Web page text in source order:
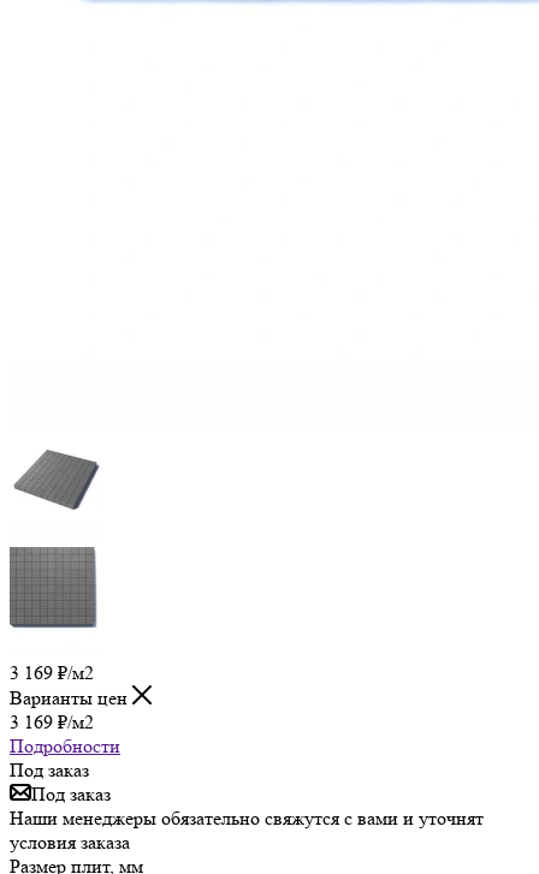
3 169 ₽/м2
Варианты цен
3 169 ₽/м2
Подробности
Под заказ
Под заказ
Наши менеджеры обязательно свяжутся с вами и уточнят
условия заказа
Размер плит, мм